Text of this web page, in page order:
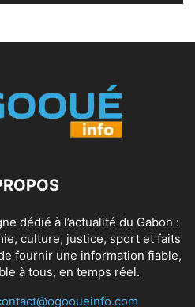
dédié à l’actualité du Gabon :
culture, justice, sport et faits
fournir une information fiable,
à tous, en temps réel.